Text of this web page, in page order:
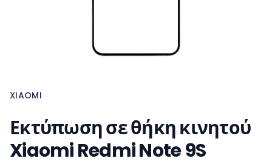
XIAOMI
Εκτύπωση σε θήκη κινητού
Xiaomi Redmi Note 9S